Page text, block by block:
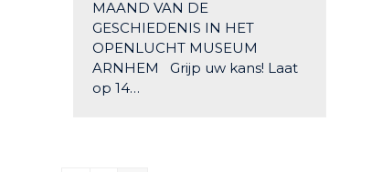
MAAND VAN DE
GESCHIEDENIS IN HET
OPENLUCHT MUSEUM
ARNHEM​ Grijp uw kans! Laat
op 14…